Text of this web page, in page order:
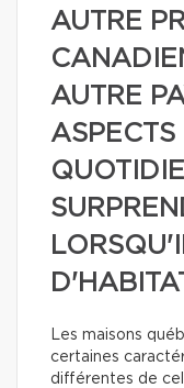
AUTRE
AUTRE
Les maisons
certaines
différentes de